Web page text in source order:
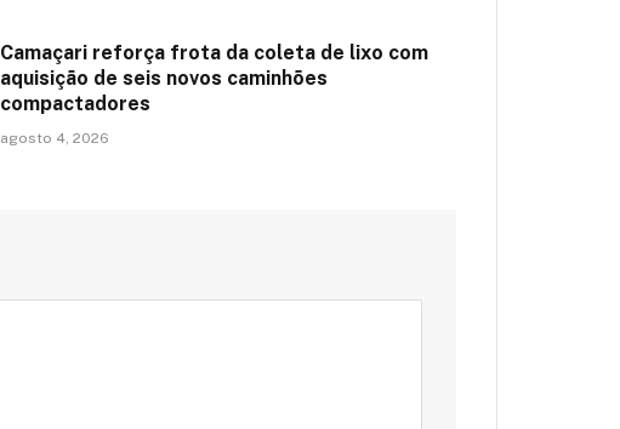
Camaçari reforça frota da coleta de lixo com
aquisição de seis novos caminhões
compactadores
agosto 4, 2026